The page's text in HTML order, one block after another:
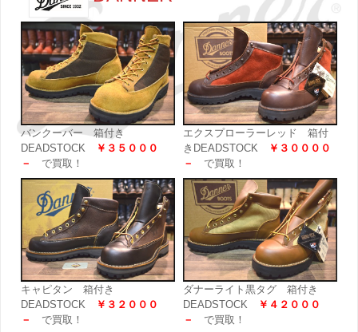
バンクーバー 箱付き
DEADSTOCK
￥３５０００
－
で買取！
エクスプローラーレッド 箱付
きDEADSTOCK
￥３００００
－
で買取！
キャピタン 箱付き
DEADSTOCK
￥３２０００
－
で買取！
ダナーライト黒タグ 箱付き
DEADSTOCK
￥４２０００
－
で買取！